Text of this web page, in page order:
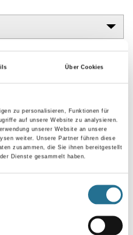
Über Cookies
zu personalisieren, Funktionen für
auf unsere Website zu analysieren.
unserer Website an unsere
weiter. Unsere Partner führen diese
zusammen, die Sie ihnen bereitgestellt
Dienste gesammelt haben.